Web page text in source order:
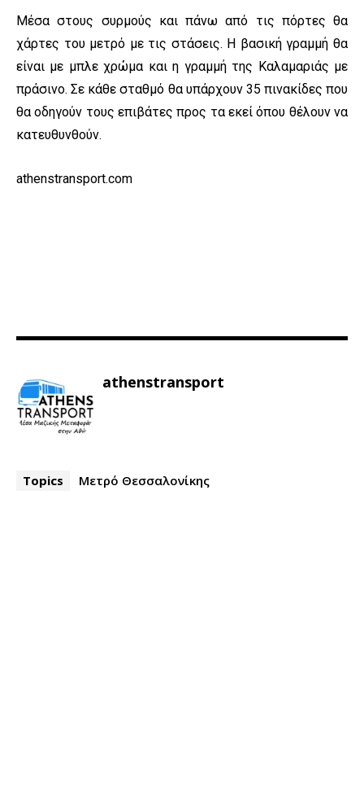
Μέσα στους συρμούς και πάνω από τις πόρτες θα
χάρτες του μετρό με τις στάσεις. Η βασική γραμμή θα
είναι με μπλε χρώμα και η γραμμή της Καλαμαριάς με
πράσινο. Σε κάθε σταθμό θα υπάρχουν 35 πινακίδες που
θα οδηγούν τους επιβάτες προς τα εκεί όπου θέλουν να
κατευθυνθούν.
athenstransport.com
athenstransport
Topics Μετρό Θεσσαλονίκης